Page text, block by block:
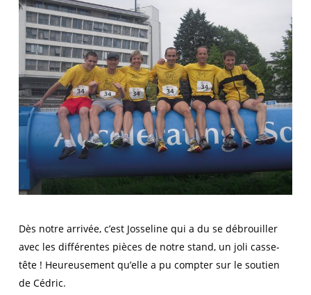
Dès notre arrivée, c’est Josseline qui a du se débrouiller
avec les différentes pièces de notre stand, un joli casse-
tête ! Heureusement qu’elle a pu compter sur le soutien
de Cédric.